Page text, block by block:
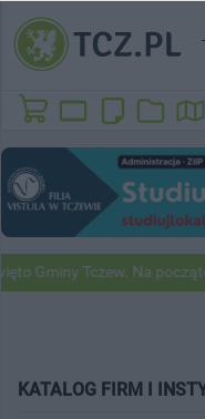
Tczew. Na początek
KATALOG FIRM I